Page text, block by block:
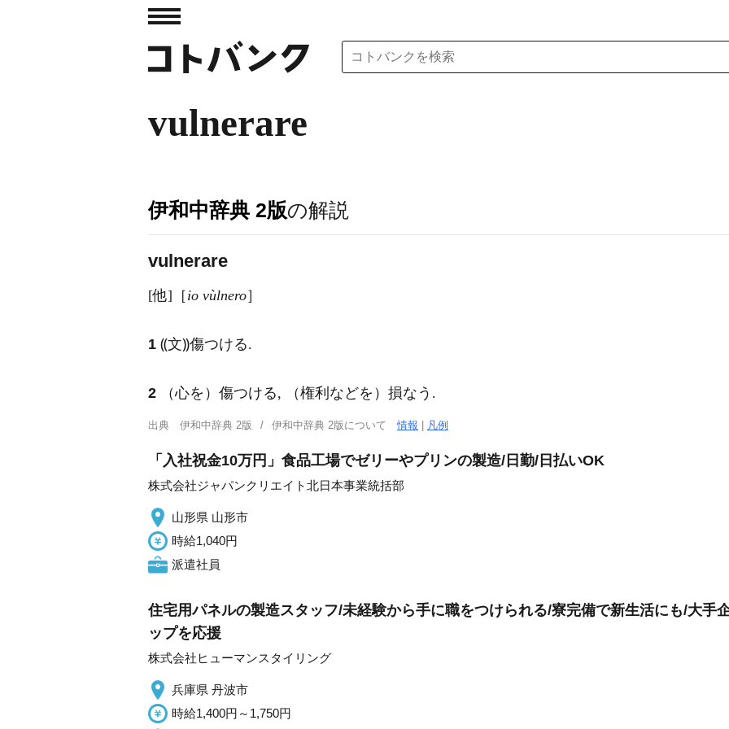
vulnerare
伊和中辞典 2版の解説
vulnerare
[他]［io vùlnero］
1 ⸨文⸩傷つける.
2 （心を）傷つける, （権利などを）損なう.
出典 伊和中辞典 2版 伊和中辞典 2版について情報 凡例
「入社祝金10万円」食品工場でゼリーやプリンの製造/日勤/日払いOK
株式会社ジャパンクリエイト北日本事業統括部
山形県 山形市
時給1,040円
派遣社員
住宅用パネルの製造スタッフ/未経験から手に職をつけられる/寮完備で新生活にも/大手
ップを応援
株式会社ヒューマンスタイリング
兵庫県 丹波市
時給1,400円～1,750円